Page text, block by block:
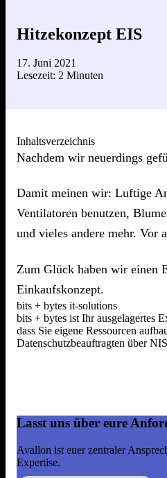
Hitzekonzept EIS
17. Juni 2021
Lesezeit: 2 Minuten
Inhaltsverzeichnis
Nachdem wir neuerdings
Damit meinen wir: Luftige
Ventilatoren benutzen,
und vieles andere mehr. Vor
Zum Glück haben wir einen
Einkaufskonzept.
bits + bytes it-solutions
bits + bytes ist Ihr ausgelagertes
dass Sie eigene Ressourcen
Datenschutzbeauftragten über
Lasst uns über eure
Avallon ist euer zentraler
Expertise.